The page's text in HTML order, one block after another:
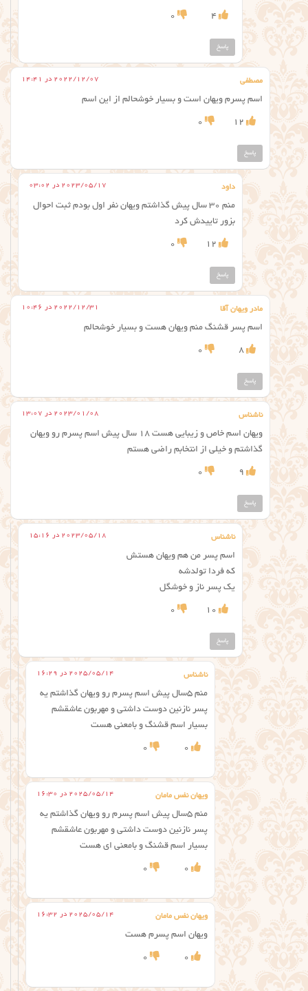
4
0
پاسخ
مصطفی 2022/12/07 در 14:41
اسم پسرم ویهان است و بسیار خوشحالم از این اسم
12
0
پاسخ
داود 2023/05/17 در 03:02
منم ۳۰ سال پیش گذاشتم ویهان نفر اول بودم ثبت احوال
بزور تاییدش کرد
12
0
پاسخ
مادر ویهان آقا 2022/12/31 در 10:46
اسم پسر قشنگ منم ویهان هست و بسیار خوشحالم
8
0
پاسخ
ناشناس 2023/01/08 در 13:07
ویهان اسم خاص و زیبایی هست ۱۸ سال پیش اسم پسرم رو ویهان
گذاشتم و خیلی از انتخابم راضی هستم
9
0
پاسخ
ناشناس 2023/05/18 در 15:16
اسم پسر من هم ویهان هستش
که فردا تولدشه
یک پسر ناز و خوشگل
10
0
پاسخ
ناشناس 2025/05/14 در 16:29
منم ۵سال پیش اسم پسرم رو ویهان گذاشتم یه
پسر نازنین دوست داشتی و مهربون عاشقشم
بسیار اسم قشنگ و بامعنی هست
0
0
ویهان نفس مامان 2025/05/14 در 16:30
منم ۵سال پیش اسم پسرم رو ویهان گذاشتم یه
پسر نازنین دوست داشتی و مهربون عاشقشم
بسیار اسم قشنگ و بامعنی ای هست
0
0
ویهان نفس مامان 2025/05/14 در 16:32
ویهان اسم پسرم هست
0
0